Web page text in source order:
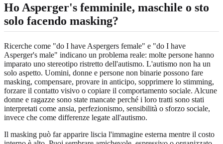
Ho Asperger's femminile, maschile o sto
solo facendo masking?
Ricerche come "do I have Aspergers female" e "do I have
Asperger's male" indicano un problema reale: molte persone hanno
imparato uno stereotipo ristretto dell'autismo. L'autismo non ha un
solo aspetto. Uomini, donne e persone non binarie possono fare
masking, compensare, provare in anticipo, sopprimere lo stimming,
forzare il contatto visivo o copiare il comportamento sociale. Alcune
donne e ragazze sono state mancate perché i loro tratti sono stati
interpretati come ansia, perfezionismo, sensibilità o sforzo sociale,
invece che come differenze legate all'autismo.
Il masking può far apparire liscia l'immagine esterna mentre il costo